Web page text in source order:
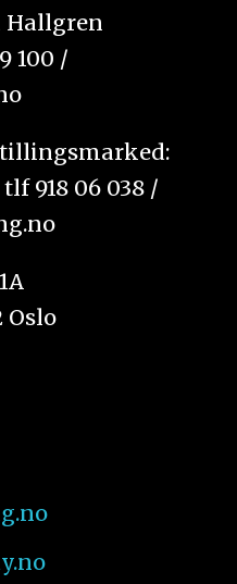
Hallgren
100 /
918 06 038 /
Oslo